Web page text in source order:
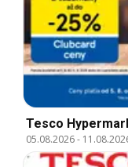
Tesco
05.08.2026-